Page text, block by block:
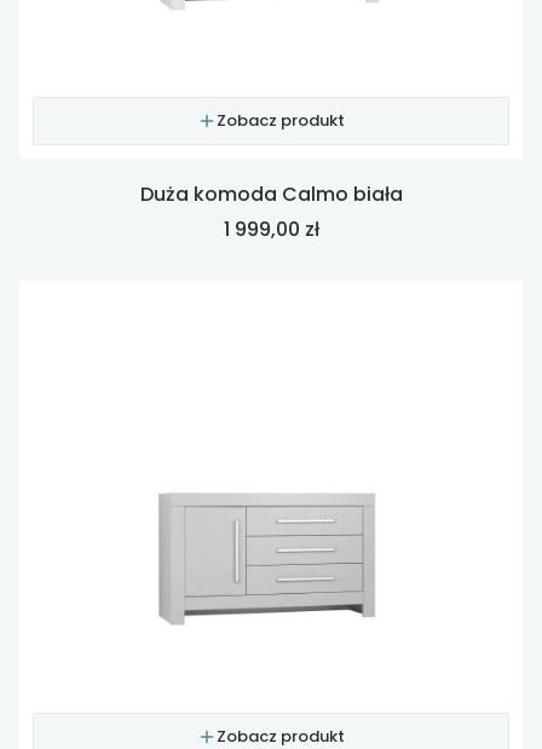
Zobacz produkt
Duża komoda Calmo biała
Cena
1 999,00 zł
Zobacz produkt